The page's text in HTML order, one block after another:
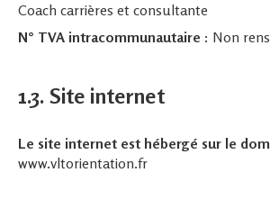
Coach carrières et consultante
N° TVA intracommunautaire : Non
1.3. Site internet
Le site internet est hébergé sur le
www.vltorientation.fr